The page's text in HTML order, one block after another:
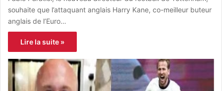
souhaite que l’attaquant anglais Harry Kane, co-meilleur buteur
anglais de l’Euro…
Lire la suite »